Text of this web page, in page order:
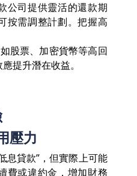
公司提供靈活的還款期
按需調整計劃。把握高
股票、加密貨幣等高回
提升潛在收益。
壓力
息貸款”，但實際上可能
費或違約金，增加財務